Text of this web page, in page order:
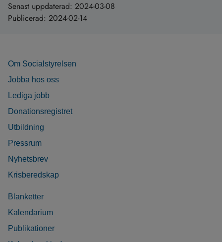
Senast uppdaterad: 2024-03-08
Publicerad: 2024-02-14
Om Socialstyrelsen
Jobba hos oss
Lediga jobb
Donationsregistret
Utbildning
Pressrum
Nyhetsbrev
Krisberedskap
Blanketter
Kalendarium
Publikationer